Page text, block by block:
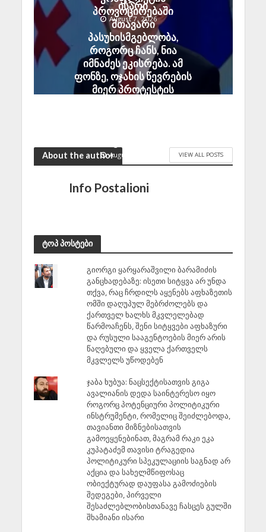
ისარი
August 7, 2026
პროვოცირებაში
მთავარი
პასუხისმგებლობა,
როგორც ჩანს, ნია
იმნაძეს ეკისრება. ამ
ფონზე, ოჯახის წევრების
მიერ პროტესტის
August 7, 2026
About the author VIEW ALL POSTS
Info Postalioni
ტოპ პოსტები
გიორგი ყარყარაშვილი ბარამიძის
განცხადებაზე: ისეთი სიტყვა არ უნდა
თქვა, რაც ჩრდილს აყენებს აფხაზეთის
ომში დაღუპულ მებრძოლებს და
ქართველ ხალხს მკვლელებად
წარმოაჩენს, შენი სიტყვები აფხაზური
და რუსული სააგენტოების მიერ არის
წაღებული და ყველა ქართველს
მკვლელს უწოდებენ
ჯაბა ხუბუა: ნაცსექტისათვის გიგა
ავალიანის დედა საინტერესო იყო
როგორც პოტენციური პოლიტიკური
ინსტრუმენტი, რომელიც შეიძლებოდა,
თავიანთი მიზნებისათვის
გამოეყენებინათ, მაგრამ რაკი ეკა
კუპატაძემ თავისი ტრაგედია
პოლიტიკური სპეკულაციის საგნად არ
აქცია და სახელმწიფოსაც
ობიექტურად დაუფასა გამოძიების
შედეგები, პირველი
შესაძლებლობისთანავე ჩასცეს გულში
შხამიანი ისარი